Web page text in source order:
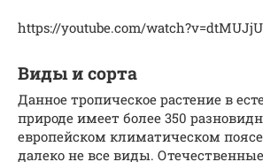
https://youtube.com/
Виды и сорта
Данное тропическое растение в
природе имеет более 350
европейском климатическом
далеко не все виды.